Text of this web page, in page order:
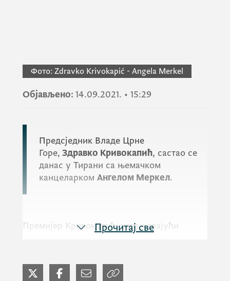
Фото: Zdravko Krivokapić - Angela Merkel
Објављено: 14.09.2021. • 15:29
Предсједник Владе Црне
Горе, Здравко Кривокапић, састао се
данас у Тирани са њемачком
канцеларком Ангелом Меркел.
Премијер Кривокапић, изражавајући
партнер Црне Горе и једна од водећих
Прочитај све